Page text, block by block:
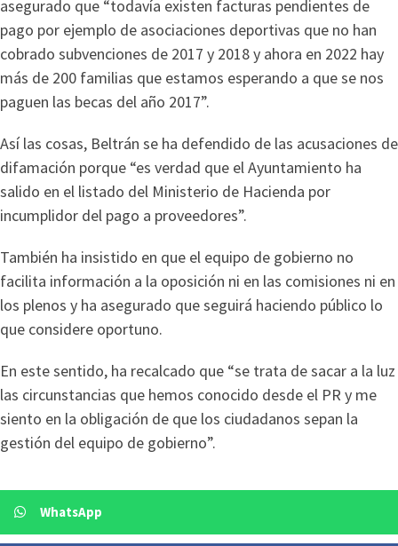
asegurado que “todavía existen facturas pendientes de
pago por ejemplo de asociaciones deportivas que no han
cobrado subvenciones de 2017 y 2018 y ahora en 2022 hay
más de 200 familias que estamos esperando a que se nos
paguen las becas del año 2017”.
Así las cosas, Beltrán se ha defendido de las acusaciones de
difamación porque “es verdad que el Ayuntamiento ha
salido en el listado del Ministerio de Hacienda por
incumplidor del pago a proveedores”.
También ha insistido en que el equipo de gobierno no
facilita información a la oposición ni en las comisiones ni en
los plenos y ha asegurado que seguirá haciendo público lo
que considere oportuno.
En este sentido, ha recalcado que “se trata de sacar a la luz
las circunstancias que hemos conocido desde el PR y me
siento en la obligación de que los ciudadanos sepan la
gestión del equipo de gobierno”.
WhatsApp